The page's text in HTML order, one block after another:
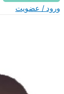
ورود / عضویت